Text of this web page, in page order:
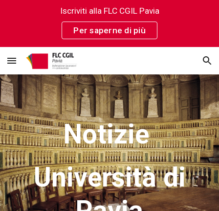
Iscriviti alla FLC CGIL Pavia
Per saperne di più
Notizie
Università di